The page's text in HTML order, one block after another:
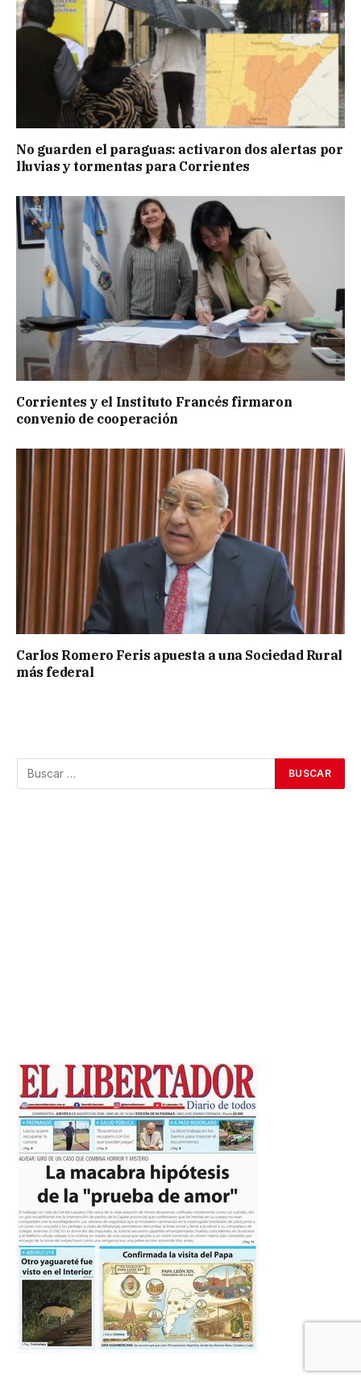
No guarden el paraguas: activaron dos alertas por
lluvias y tormentas para Corrientes
Corrientes y el Instituto Francés firmaron
convenio de cooperación
Carlos Romero Feris apuesta a una Sociedad Rural
más federal